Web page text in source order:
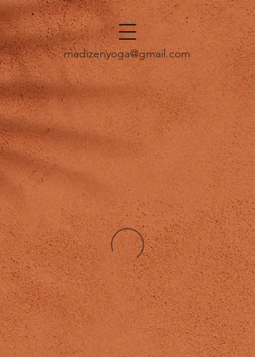
madizenyoga@gmail.com